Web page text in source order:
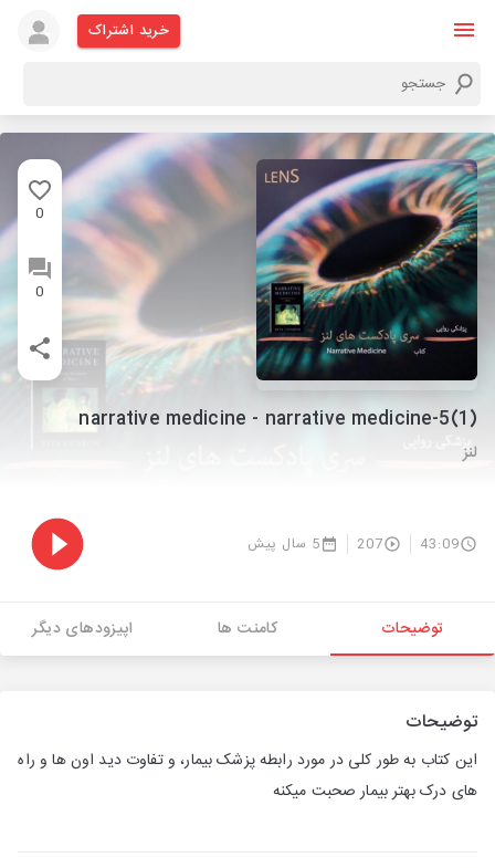
خرید اشتراک
0
0
narrative medicine - narrative medicine-5(1)
لنز
43:09
207 5 سال پیش
توضیحات کامنت ها اپیزودهای دیگر
توضیحات
این کتاب به طور کلی در مورد رابطه پزشک بیمار، و تفاوت دید اون ها و راه
های درک بهتر بیمار صحبت میکنه